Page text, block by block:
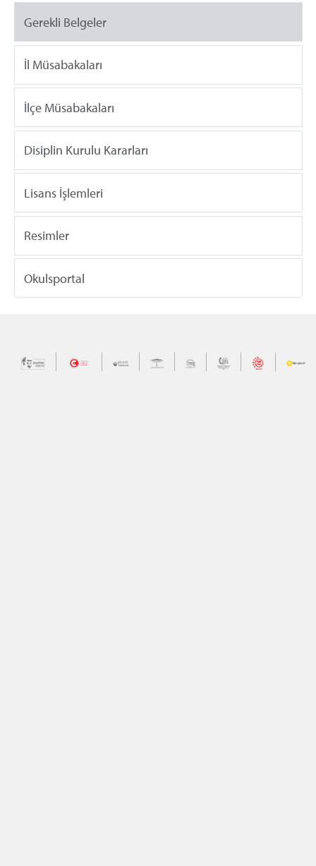
Gerekli Belgeler
İl Müsabakaları
İlçe Müsabakaları
Disiplin Kurulu Kararları
Lisans İşlemleri
Resimler
Okulsportal